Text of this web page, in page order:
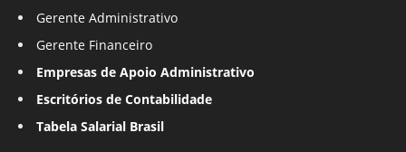
Gerente Administrativo
Gerente Financeiro
Empresas de Apoio Administrativo
Escritórios de Contabilidade
Tabela Salarial Brasil